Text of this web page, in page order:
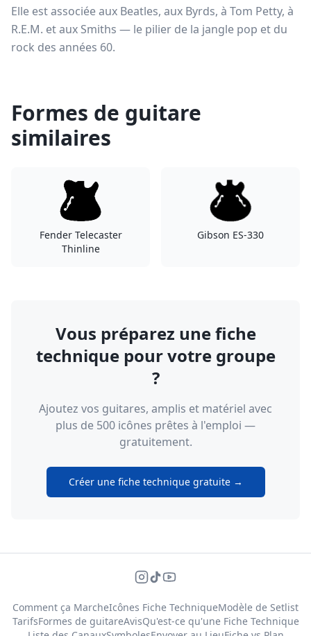
Elle est associée aux Beatles, aux Byrds, à Tom Petty, à
R.E.M. et aux Smiths — le pilier de la jangle pop et du
rock des années 60.
Formes de guitare
similaires
Fender Telecaster
Thinline
Gibson ES-330
Vous préparez une fiche
technique pour votre groupe
?
Ajoutez vos guitares, amplis et matériel avec
plus de 500 icônes prêtes à l'emploi —
gratuitement.
Créer une fiche technique gratuite →
Comment ça MarcheIcônes Fiche TechniqueModèle de Setlist
TarifsFormes de guitareAvisQu'est-ce qu'une Fiche Technique